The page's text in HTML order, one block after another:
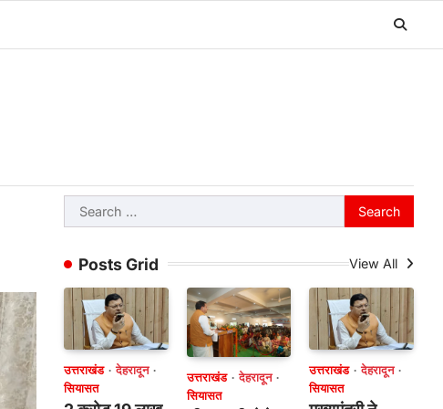
Search
for:
Posts Grid View All
उत्तराखंड
देहरादून
सियासत
उत्तराखंड
देहरादून
सियासत
उत्तराखंड
देहरादून
सियासत